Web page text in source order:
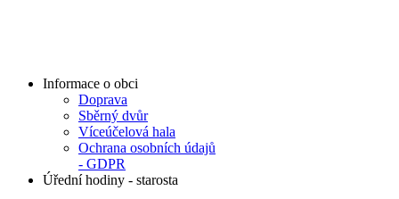
Informace o obci
Doprava
Sběrný dvůr
Víceúčelová hala
Ochrana osobních údajů
- GDPR
Úřední hodiny - starosta